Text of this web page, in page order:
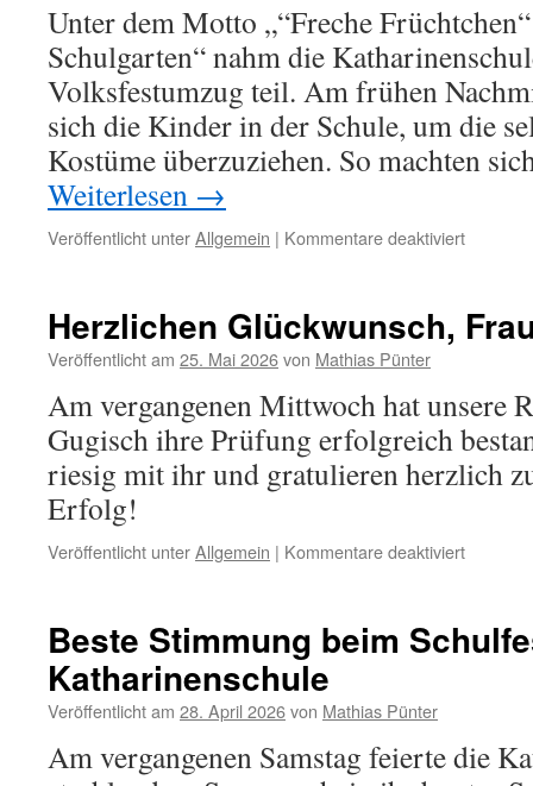
Unter dem Motto „“Freche
Schulgarten“ nahm die
Volksfestumzug teil. Am frühen
sich die Kinder in der Schule, um die
Kostüme überzuziehen. So machten
Weiterlesen →
Veröffentlicht unterAllgemein | Kommentare deaktiviertfür
Herzlichen Glückwunsch,
Veröffentlicht am 25. Mai 2026von Mathias Pünter
Am vergangenen Mittwoch hat unsere
Gugisch ihre Prüfung erfolgreich
riesig mit ihr und gratulieren herzlich
Erfolg!
Veröffentlicht unterAllgemein | Kommentare deaktiviertfür
Gugisch!
Beste Stimmung beim
Katharinenschule
Veröffentlicht am 28. April 2026von Mathias Pünter
Am vergangenen Samstag feierte die